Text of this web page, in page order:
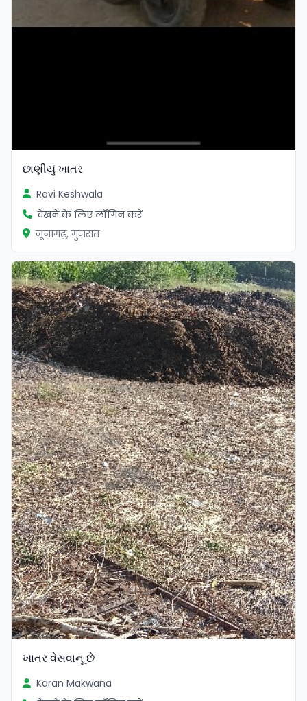
છાણીયું ખાતર
Ravi Keshwala
देखने के लिए लॉगिन करें
जूनागढ़, गुजरात
ખાતર વેસવાનૂ છે
Karan Makwana